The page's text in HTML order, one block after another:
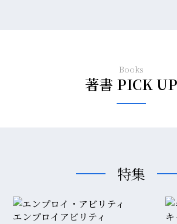
Books
著書 PICK UP
特集
エンプロイアビリティ